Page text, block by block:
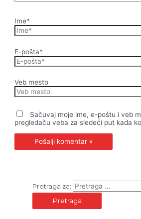
Ime*
E-pošta*
Veb mesto
Sačuvaj moje ime, e-poštu i veb
pregledaču veba za sledeći put kada
Pretraga za: